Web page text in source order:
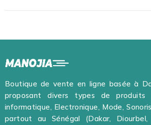
Boutique de vente en ligne basée à
proposant divers types de produits
informatique, Electronique, Mode,
partout au Sénégal (Dakar, Diourbel,